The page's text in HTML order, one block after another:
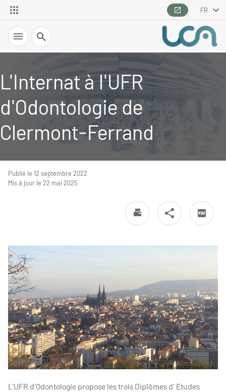
FR
Recherche
L'Internat à l'UFR
d'Odontologie de
Clermont-Ferrand
Publié le 12 septembre 2022
Mis à jour le 22 mai 2025
L'UFR d'Odontologie propose les trois Diplômes d' Etudes